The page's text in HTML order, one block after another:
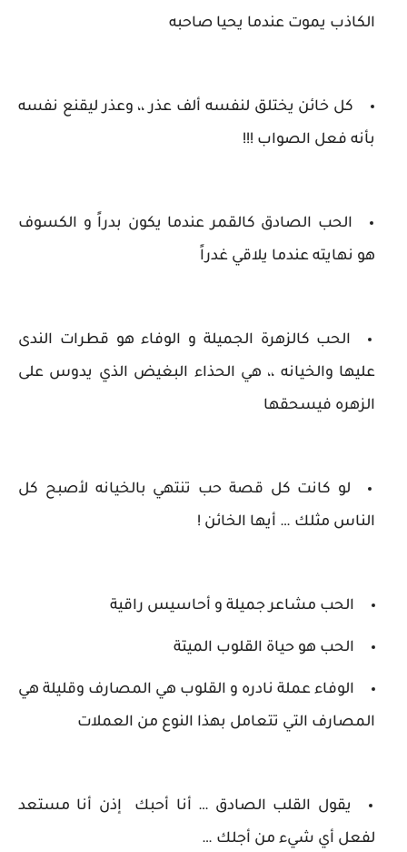
الكاذب يموت عندما يحيا صاحبه
كل خائن يختلق لنفسه ألف عذر ،، وعذر ليقنع نفسه
بأنه فعل الصواب !!!
الحب الصادق كالقمر عندما يكون بدراً و الكسوف
هو نهايته عندما يلاقي غدراً
الحب كالزهرة الجميلة و الوفاء هو قطرات الندى
عليها والخيانه ،، هي الحذاء البغيض الذي يدوس على
الزهره فيسحقها
لو كانت كل قصة حب تنتهي بالخيانه لأصبح كل
الناس مثلك … أيها الخائن !
الحب مشاعر جميلة و أحاسيس راقية
الحب هو حياة القلوب الميتة
الوفاء عملة نادره و القلوب هي المصارف وقليلة هي
المصارف التي تتعامل بهذا النوع من العملات
يقول القلب الصادق … أنا أحبك إذن أنا مستعد
لفعل أي شيء من أجلك …